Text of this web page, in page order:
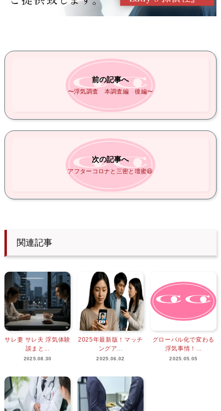
前の記事へ
〜浮気調査 本調査編 後編〜
次の記事へ
アフターコロナと三密と壇蜜😆
関連記事
サレ妻 サレ夫 浮気体験
談まと...
2025.08.30
2025年最新版！マッチ
ングア...
2025.06.02
グローバル化で変わる
浮気事情！...
2025.05.05